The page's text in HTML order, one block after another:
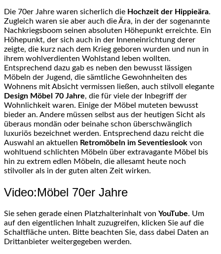
Die 70er Jahre waren sicherlich die Hochzeit der Hippieära.
Zugleich waren sie aber auch die Ära, in der der sogenannte
Nachkriegsboom seinen absoluten Höhepunkt erreichte. Ein
Höhepunkt, der sich auch in der Inneneinrichtung derer
zeigte, die kurz nach dem Krieg geboren wurden und nun in
ihrem wohlverdienten Wohlstand leben wollten.
Entsprechend dazu gab es neben den bewusst lässigen
Möbeln der Jugend, die sämtliche Gewohnheiten des
Wohnens mit Absicht vermissen ließen, auch stilvoll elegante
Design Möbel 70 Jahre, die für viele der Inbegriff der
Wohnlichkeit waren. Einige der Möbel muteten bewusst
bieder an. Andere müssen selbst aus der heutigen Sicht als
überaus mondän oder beinahe schon überschwänglich
luxuriös bezeichnet werden. Entsprechend dazu reicht die
Auswahl an aktuellen Retromöbeln im Seventieslook von
wohltuend schlichten Möbeln über extravagante Möbel bis
hin zu extrem edlen Möbeln, die allesamt heute noch
stilvoller als in der guten alten Zeit wirken.
Video:Möbel 70er Jahre
Sie sehen gerade einen Platzhalterinhalt von YouTube. Um
auf den eigentlichen Inhalt zuzugreifen, klicken Sie auf die
Schaltfläche unten. Bitte beachten Sie, dass dabei Daten an
Drittanbieter weitergegeben werden.